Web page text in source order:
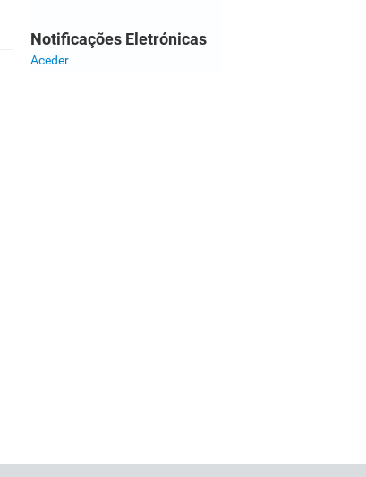
Notificações Eletrónicas
Aceder